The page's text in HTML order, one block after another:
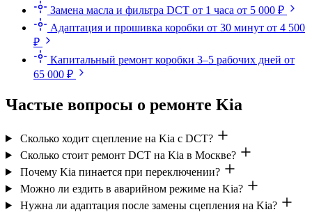
Замена масла и фильтра DCT от 1 часа от 5 000 ₽
Адаптация и прошивка коробки от 30 минут от 4 500
₽
Капитальный ремонт коробки 3–5 рабочих дней от
65 000 ₽
Частые вопросы о ремонте Kia
Сколько ходит сцепление на Kia с DCT?
Сколько стоит ремонт DCT на Kia в Москве?
Почему Kia пинается при переключении?
Можно ли ездить в аварийном режиме на Kia?
Нужна ли адаптация после замены сцепления на Kia?